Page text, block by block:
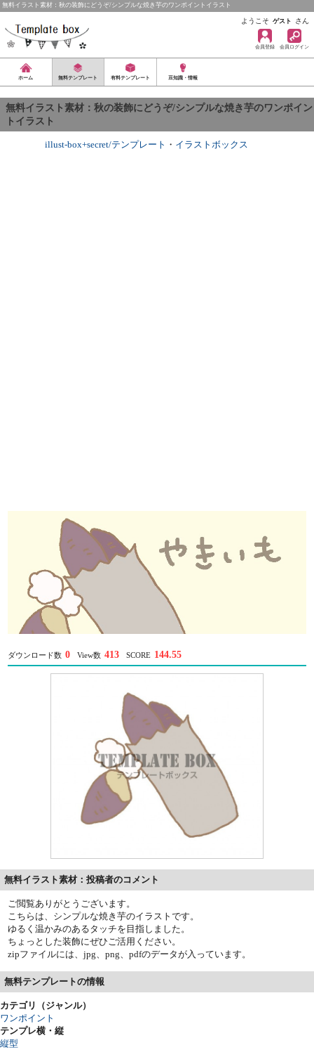
無料イラスト素材：秋の装飾にどうぞ/シンプルな焼き芋のワンポイントイラスト
ようこそ ゲスト さん
会員登録 会員ログイン
ホーム 無料テンプレート 有料テンプレート 豆知識・情報
無料イラスト素材：秋の装飾にどうぞ/シンプルな焼き芋のワンポイン
トイラスト
illust-box+secret/テンプレート ・ イラストボックス
ダウンロード数 0 View数 413 SCORE 144.55
無料イラスト素材：投稿者のコメント
ご閲覧ありがとうございます。
こちらは、シンプルな焼き芋のイラストです。
ゆるく温かみのあるタッチを目指しました。
ちょっとした装飾にぜひご活用ください。
zipファイルには、jpg、png、pdfのデータが入っています。
無料テンプレートの情報
カテゴリ（ジャンル）
ワンポイント
テンプレ横・縦
縦型